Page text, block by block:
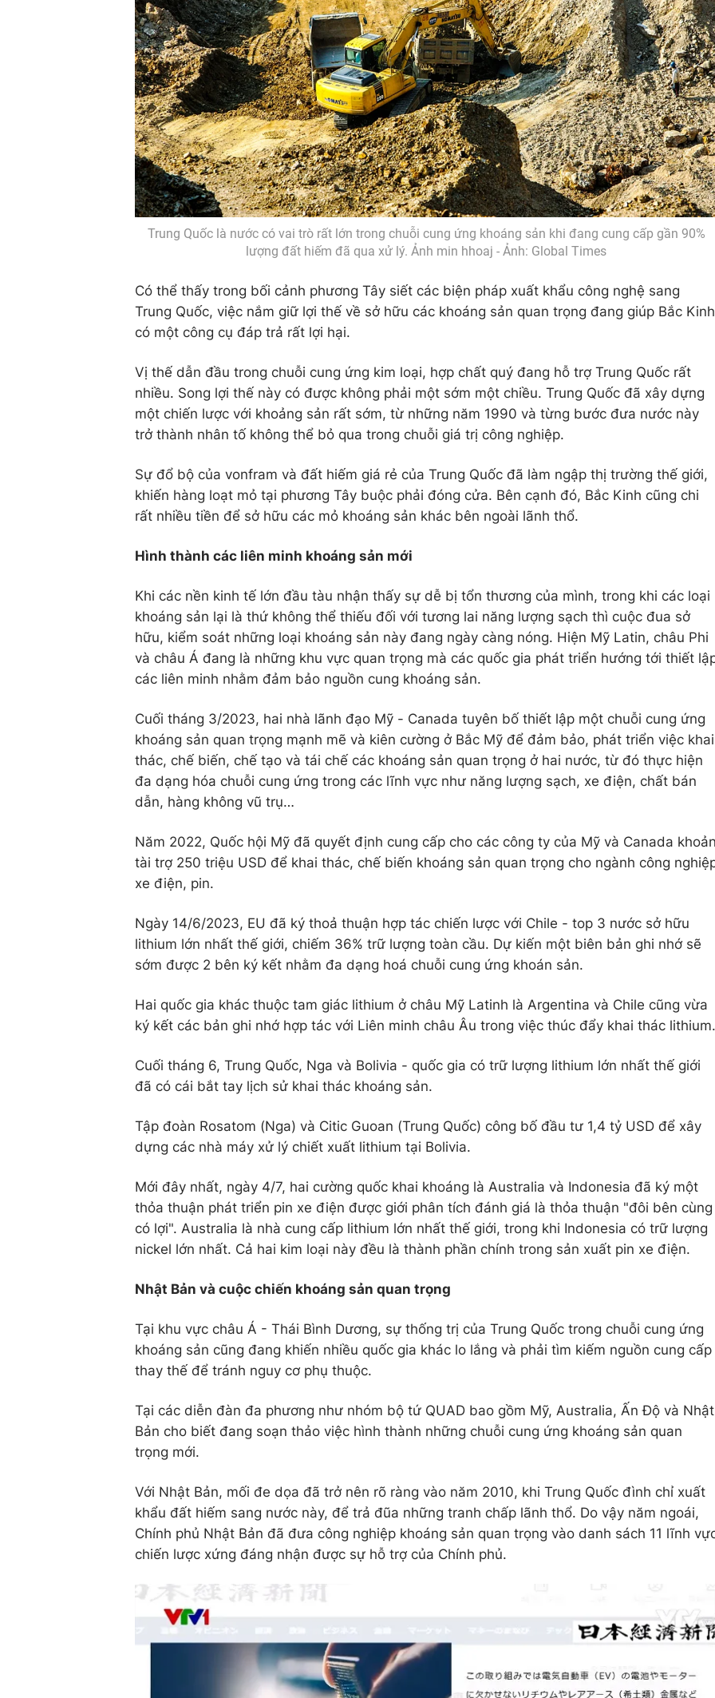
Trung Quốc là nước có vai trò rất lớn trong chuỗi cung ứng khoáng sản khi đang cung cấp gần 90%
lượng đất hiếm đã qua xử lý. Ảnh min hhoaj - Ảnh: Global Times
Có thể thấy trong bối cảnh phương Tây siết các biện pháp xuất khẩu công nghệ sang
Trung Quốc, việc nắm giữ lợi thế về sở hữu các khoáng sản quan trọng đang giúp Bắc Kinh
có một công cụ đáp trả rất lợi hại.
Vị thế dẫn đầu trong chuỗi cung ứng kim loại, hợp chất quý đang hỗ trợ Trung Quốc rất
nhiều. Song lợi thế này có được không phải một sớm một chiều. Trung Quốc đã xây dựng
một chiến lược với khoảng sản rất sớm, từ những năm 1990 và từng bước đưa nước này
trở thành nhân tố không thể bỏ qua trong chuỗi giá trị công nghiệp.
Sự đổ bộ của vonfram và đất hiếm giá rẻ của Trung Quốc đã làm ngập thị trường thế giới,
khiến hàng loạt mỏ tại phương Tây buộc phải đóng cửa. Bên cạnh đó, Bắc Kinh cũng chi
rất nhiều tiền để sở hữu các mỏ khoáng sản khác bên ngoài lãnh thổ.
Hình thành các liên minh khoáng sản mới
Khi các nền kinh tế lớn đầu tàu nhận thấy sự dễ bị tổn thương của mình, trong khi các loại
khoáng sản lại là thứ không thể thiếu đối với tương lai năng lượng sạch thì cuộc đua sở
hữu, kiểm soát những loại khoáng sản này đang ngày càng nóng. Hiện Mỹ Latin, châu Phi
và châu Á đang là những khu vực quan trọng mà các quốc gia phát triển hướng tới thiết
các liên minh nhằm đảm bảo nguồn cung khoáng sản.
Cuối tháng 3/2023, hai nhà lãnh đạo Mỹ - Canada tuyên bố thiết lập một chuỗi cung ứng
khoáng sản quan trọng mạnh mẽ và kiên cường ở Bắc Mỹ để đảm bảo, phát triển việc khai
thác, chế biến, chế tạo và tái chế các khoáng sản quan trọng ở hai nước, từ đó thực hiện
đa dạng hóa chuỗi cung ứng trong các lĩnh vực như năng lượng sạch, xe điện, chất bán
dẫn, hàng không vũ trụ…
Năm 2022, Quốc hội Mỹ đã quyết định cung cấp cho các công ty của Mỹ và Canada
tài trợ 250 triệu USD để khai thác, chế biến khoáng sản quan trọng cho ngành công
xe điện, pin.
Ngày 14/6/2023, EU đã ký thoả thuận hợp tác chiến lược với Chile - top 3 nước sở hữu
lithium lớn nhất thế giới, chiếm 36% trữ lượng toàn cầu. Dự kiến một biên bản ghi nhớ sẽ
sớm được 2 bên ký kết nhằm đa dạng hoá chuỗi cung ứng khoán sản.
Hai quốc gia khác thuộc tam giác lithium ở châu Mỹ Latinh là Argentina và Chile cũng vừa
ký kết các bản ghi nhớ hợp tác với Liên minh châu Âu trong việc thúc đẩy khai thác lithium.
Cuối tháng 6, Trung Quốc, Nga và Bolivia - quốc gia có trữ lượng lithium lớn nhất thế giới
đã có cái bắt tay lịch sử khai thác khoáng sản.
Tập đoàn Rosatom (Nga) và Citic Guoan (Trung Quốc) công bố đầu tư 1,4 tỷ USD để xây
dựng các nhà máy xử lý chiết xuất lithium tại Bolivia.
Mới đây nhất, ngày 4/7, hai cường quốc khai khoáng là Australia và Indonesia đã ký một
thỏa thuận phát triển pin xe điện được giới phân tích đánh giá là thỏa thuận "đôi bên cùng
có lợi". Australia là nhà cung cấp lithium lớn nhất thế giới, trong khi Indonesia có trữ lượng
nickel lớn nhất. Cả hai kim loại này đều là thành phần chính trong sản xuất pin xe điện.
Nhật Bản và cuộc chiến khoáng sản quan trọng
Tại khu vực châu Á - Thái Bình Dương, sự thống trị của Trung Quốc trong chuỗi cung ứng
khoáng sản cũng đang khiến nhiều quốc gia khác lo lắng và phải tìm kiếm nguồn cung cấp
thay thế để tránh nguy cơ phụ thuộc.
Tại các diễn đàn đa phương như nhóm bộ tứ QUAD bao gồm Mỹ, Australia, Ấn Độ và Nhật
Bản cho biết đang soạn thảo việc hình thành những chuỗi cung ứng khoáng sản quan
trọng mới.
Với Nhật Bản, mối đe dọa đã trở nên rõ ràng vào năm 2010, khi Trung Quốc đình chỉ xuất
khẩu đất hiếm sang nước này, để trả đũa những tranh chấp lãnh thổ. Do vậy năm ngoái,
Chính phủ Nhật Bản đã đưa công nghiệp khoáng sản quan trọng vào danh sách 11 lĩnh
chiến lược xứng đáng nhận được sự hỗ trợ của Chính phủ.